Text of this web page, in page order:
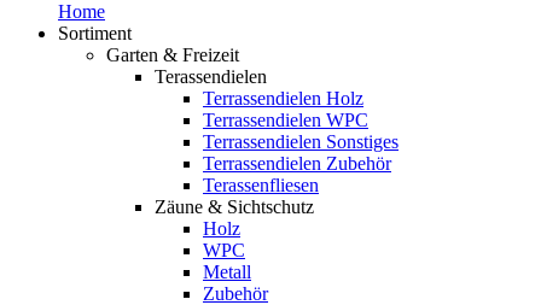
Home
Sortiment
Garten & Freizeit
Terassendielen
Terrassendielen Holz
Terrassendielen WPC
Terrassendielen Sonstiges
Terrassendielen Zubehör
Terassenfliesen
Zäune & Sichtschutz
Holz
WPC
Metall
Zubehör